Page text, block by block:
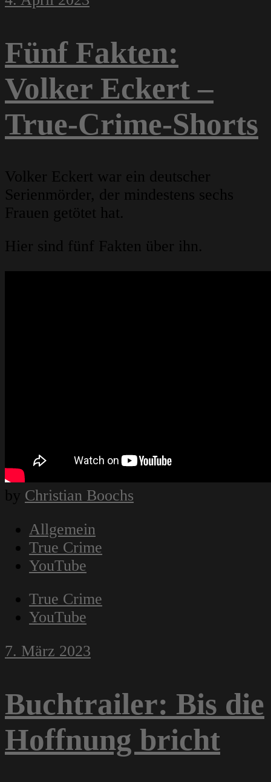
Fünf Fakten:
Volker Eckert –
True-Crime-Shorts
Volker Eckert war ein deutscher
Serienmörder, der mindestens sechs
Frauen getötet hat.
Hier sind fünf Fakten über ihn.
by Christian Boochs
Allgemein
True Crime
YouTube
True Crime
YouTube
7. März 2023
Buchtrailer: Bis die
Hoffnung bricht